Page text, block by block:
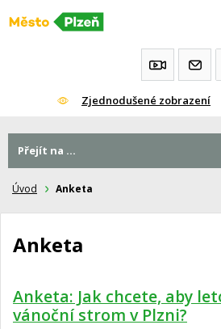
Přeskočit
Zjednodušené zobrazení
Úvod Anketa
Anketa
Anketa: Jak chcete, aby
vánoční strom v Plzni?
Přejít na ...